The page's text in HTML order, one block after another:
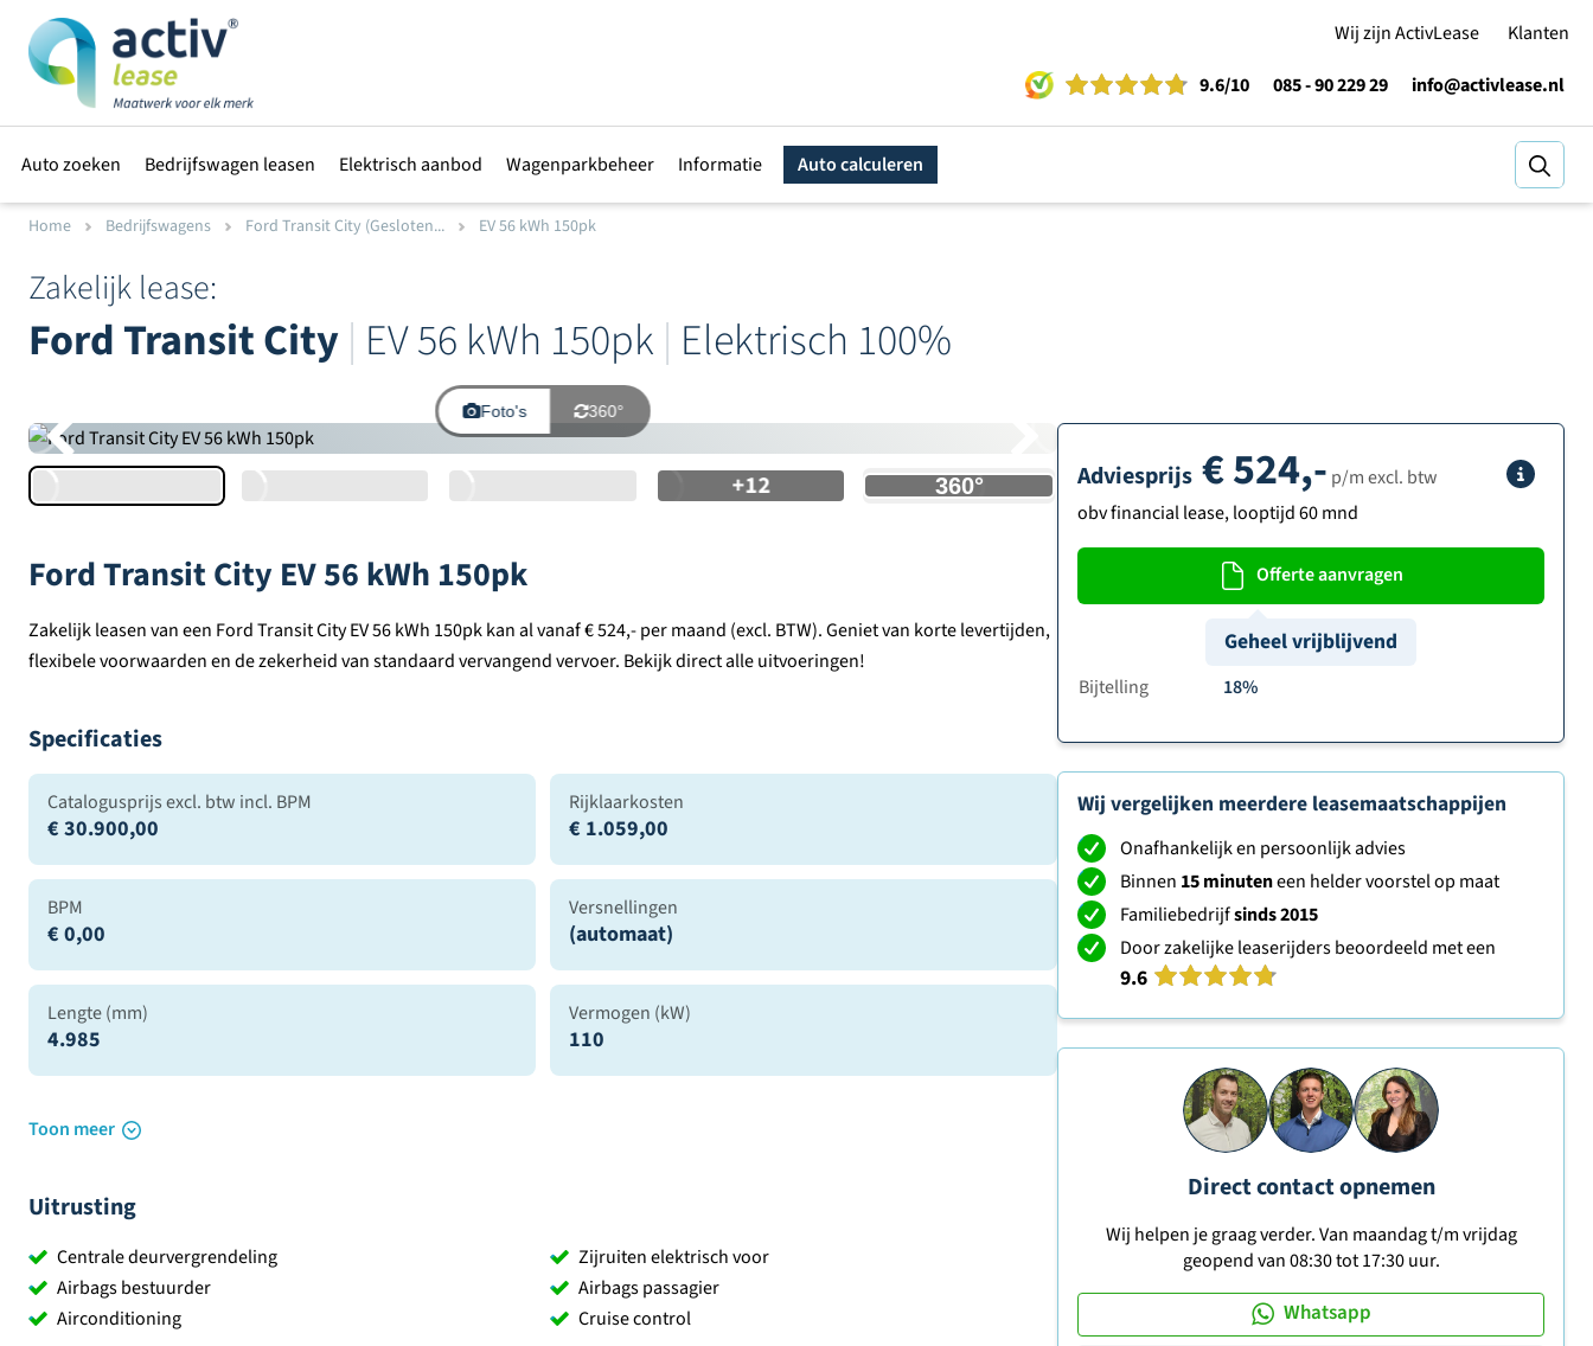
Wij zijn ActivLease
Klanten
9.6/10 085 - 90 229 29 info@activlease.nl
Auto zoeken Bedrijfswagen leasen Elektrisch aanbod Wagenparkbeheer Informatie Auto calculeren
Home Bedrijfswagens Ford Transit City (Gesloten... EV 56 kWh 150pk
Zakelijk lease:
Ford Transit City| EV 56 kWh 150pk | Elektrisch 100%
Foto's 360°
+12
Ford Transit City EV 56 kWh 150pk
Zakelijk leasen van een Ford Transit City EV 56 kWh 150pk kan al vanaf € 524,- per maand (excl. BTW). Geniet van korte levertijden,
flexibele voorwaarden en de zekerheid van standaard vervangend vervoer. Bekijk direct alle uitvoeringen!
Specificaties
Catalogusprijs excl. btw incl. BPM
€ 30.900,00
Rijklaarkosten
€ 1.059,00
BPM
€ 0,00
Versnellingen
(automaat)
Lengte (mm)
4.985
Vermogen (kW)
110
Toon meer
Uitrusting
Centrale deurvergrendeling
Zijruiten elektrisch voor
Airbags bestuurder
Airbags passagier
Airconditioning
Cruise control
Adviesprijs €524,- p/m excl. btw
obv financial lease, looptijd 60 mnd
Offerte aanvragen
Geheel vrijblijvend
Bijtelling 18%
Wij vergelijken meerdere leasemaatschappijen
Onafhankelijk en persoonlijk advies
Binnen 15 minuteneen helder voorstel op maat
Familiebedrijfsinds 2015
Door zakelijke leaserijders beoordeeld met een
9.6
Direct contact opnemen
Wij helpen je graag verder. Van maandag t/m vrijdag
geopend van 08:30 tot 17:30 uur.
Whatsapp